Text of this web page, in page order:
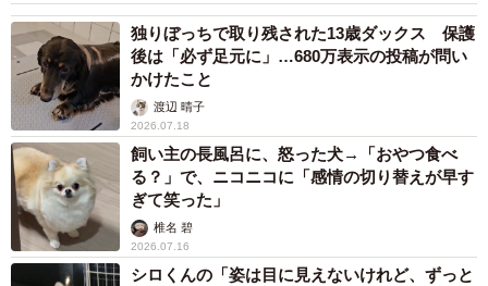
独りぼっちで取り残された13歳ダックス 保護
後は「必ず足元に」…680万表示の投稿が問い
かけたこと
渡辺 晴子
2026.07.18
飼い主の長風呂に、怒った犬→「おやつ食べ
る？」で、ニコニコに「感情の切り替えが早す
ぎて笑った」
椎名 碧
2026.07.16
シロくんの「姿は目に見えないけれど、ずっと